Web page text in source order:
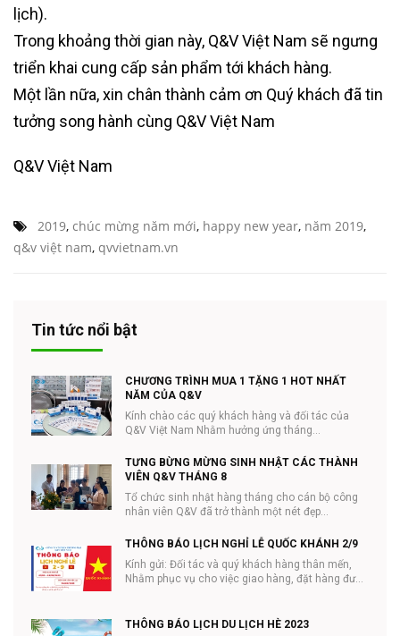
lịch).
Trong khoảng thời gian này, Q&V Việt Nam sẽ ngưng
triển khai cung cấp sản phẩm tới khách hàng.
Một lần nữa, xin chân thành cảm ơn Quý khách đã tin
tưởng song hành cùng Q&V Việt Nam
Q&V Việt Nam
2019, chúc mừng năm mới, happy new year, năm 2019,
q&v việt nam, qvvietnam.vn
Tin tức nổi bật
CHƯƠNG TRÌNH MUA 1 TẶNG 1 HOT NHẤT
NĂM CỦA Q&V
Kính chào các quý khách hàng và đối tác của
Q&V Việt Nam Nhằm hưởng ứng tháng
TƯNG BỪNG MỪNG SINH NHẬT CÁC THÀNH
VIÊN Q&V THÁNG 8
Tổ chức sinh nhật hàng tháng cho cán bộ công
nhân viên Q&V đã trở thành một nét đẹp...
THÔNG BÁO LỊCH NGHỈ LỄ QUỐC KHÁNH 2/9
Kính gửi: Đối tác và quý khách hàng thân mến,
Nhằm phục vụ cho việc giao hàng, đặt hàng được
THÔNG BÁO LỊCH DU LỊCH HÈ 2023